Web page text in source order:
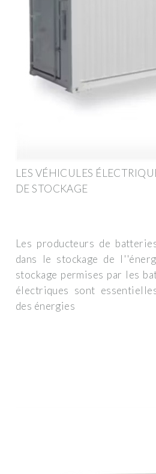
LES VÉHICULES
DE STOCKAGE
Les producteurs de
dans le stockage de
stockage permises par les
électriques sont
des énergies